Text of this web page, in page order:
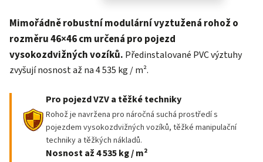
Mimořádně robustní modulární vyztužená rohož o
rozměru 46×46 cm určená pro pojezd
vysokozdvižných vozíků. Předinstalované PVC výztuhy
zvyšují nosnost až na 4 535 kg / m².
Pro pojezd VZV a těžké techniky
Rohož je navržena pro náročná suchá prostředí s
pojezdem vysokozdvižných vozíků, těžké manipulační
techniky a těžkých nákladů.
Nosnost až 4 535 kg/ m²